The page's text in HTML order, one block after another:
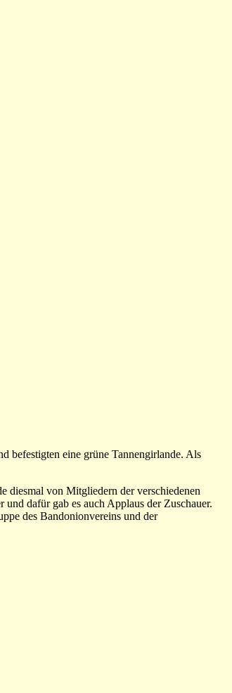
befestigten eine grüne Tannengirlande. Als
diesmal von Mitgliedern der verschiedenen
dafür gab es auch Applaus der Zuschauer.
des Bandonionvereins und der